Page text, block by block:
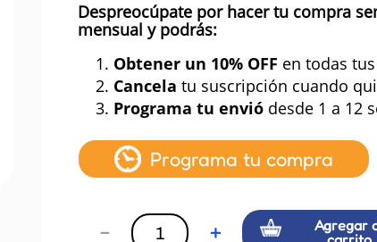
Despreocúpate por hacer tu compra
mensual y podrás:
1. Obtener un 10% OFF en todas
2. Cancela tu suscripción cuando
3. Programa tu envió desde 1 a 12
Programa tu compra
＋
－
Agregar